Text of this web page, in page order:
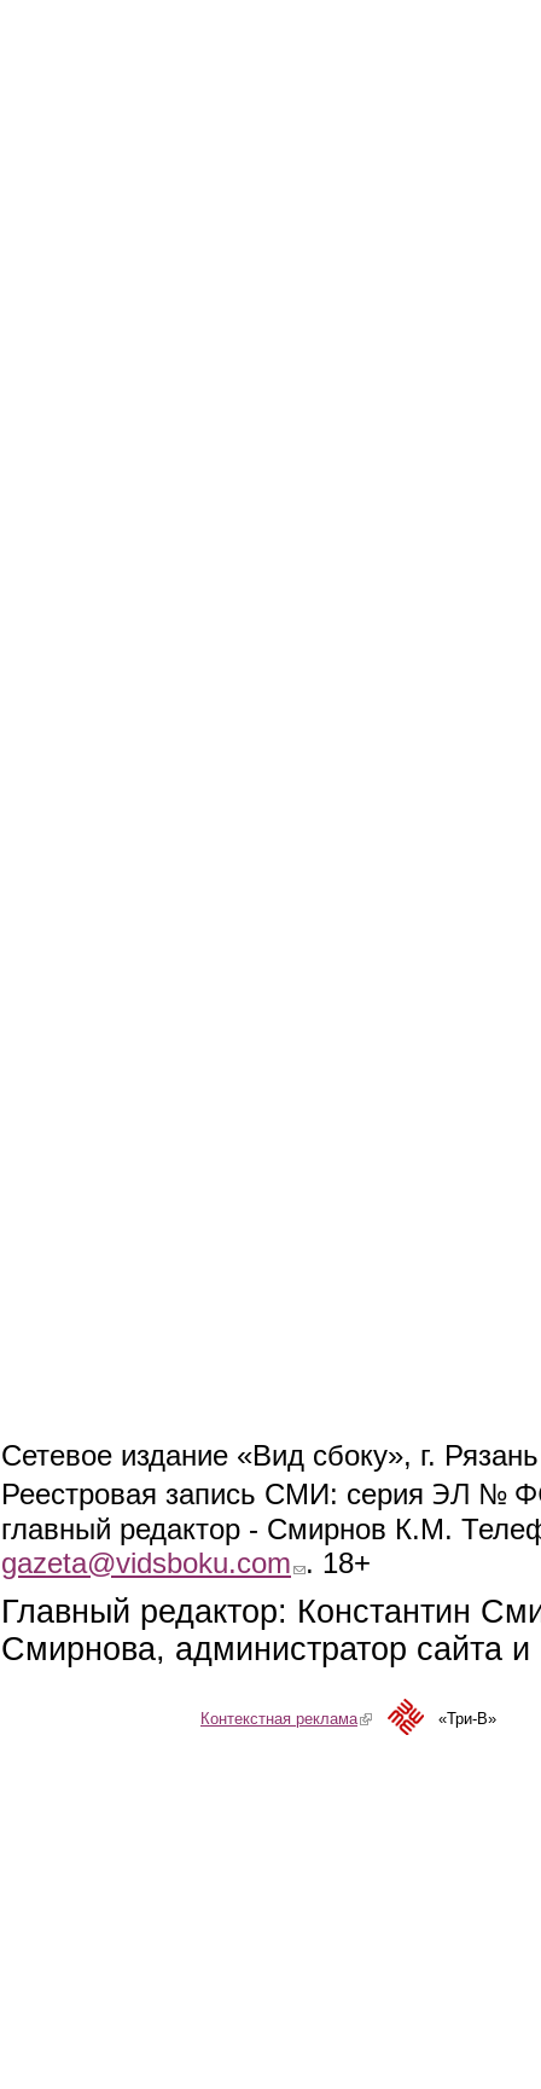
Сетевое издание «Вид сбоку», г.
Реестровая запись СМИ: серия ЭЛ №
главный редактор - Смирнов К.М.
gazeta@vidsboku.com (link sends e-mail)
. 18+
Главный редактор: Константин
Смирнова, администратор сайта
Контекстная реклама(link is external)«Три-В»